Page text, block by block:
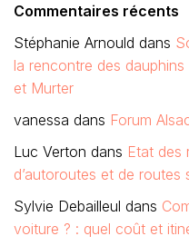
Commentaires récents
Stéphanie Arnould dans
la rencontre des dauphins
et Murter
vanessa dans Forum
Luc Verton dans Etat des
d’autoroutes et de routes
Sylvie Debailleul dans
voiture ? : quel coût et